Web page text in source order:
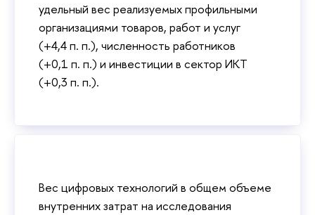
удельный вес реализуемых профильными
организациями товаров, работ и услуг
(+4,4 п. п.), численность работников
(+0,1 п. п.) и инвестиции в сектор ИКТ
(+0,3 п. п.).
Вес цифровых технологий в общем объеме
внутренних затрат на исследования